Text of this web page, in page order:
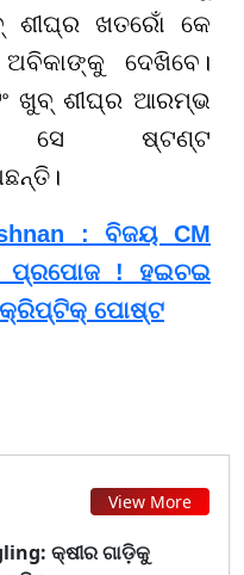
ଶୀଘ୍ର ଖତରୋଁ କେ
ଦେଖିବେ।
ଖୁବ୍ ଶୀଘ୍ର ଆରମ୍ଭ
ସେ ଷ୍ଟଣ୍ଟ
।
: ବିଜୟ CM
ପ୍ରପୋଜ ! ହଇଚଇ
ପୋଷ୍ଟ
View More
କ୍ଷୀର ଗାଡ଼ିକୁ